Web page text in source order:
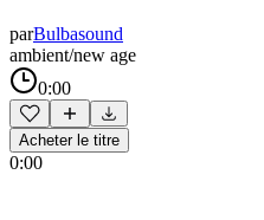
parBulbasound
ambient/new age
0:00
Acheter le titre
0:00